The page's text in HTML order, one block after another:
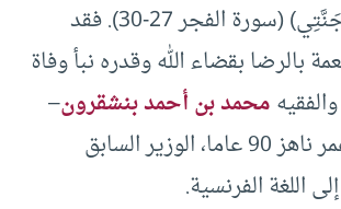
عِبَادِي وَادْخُلِي جَنَّتِي) (سورة الفجر 27-30). فقد
بالرضا بقضاء الله وقدره نبأ وفاة
محمد بن أحمد بنشقرون–
رحمه الله، عن عمر ناهز 90 عاما، الوزير السابق
اللغة الفرنسية.